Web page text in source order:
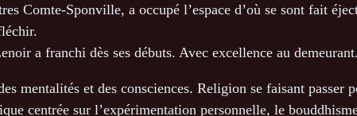
Comte-Sponville, a occupé l’espace d’où se sont fait
a franchi dès ses débuts. Avec excellence au demeurant.
mentalités et des consciences. Religion se faisant
centrée sur l’expérimentation personnelle, le